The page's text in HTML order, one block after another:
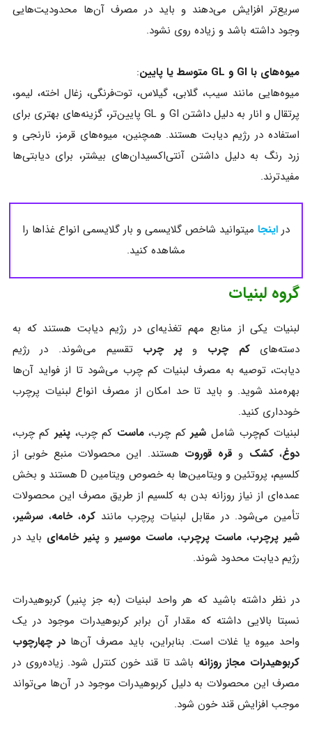
سریع‌تر افزایش می‌دهند و باید در مصرف آن‌ها محدودیت‌هایی
وجود داشته باشد و زیاده روی نشود.
میوه‌های با GI و GL متوسط یا پایین
:
میوه‌هایی مانند سیب، گلابی، گیلاس، توت‌فرنگی، زغال‌ اخته، لیمو،
پرتقال و انار به دلیل داشتن GI و GL پایین‌تر، گزینه‌های بهتری برای
استفاده در رژیم دیابت هستند. همچنین، میوه‌های قرمز، نارنجی و
زرد رنگ به دلیل داشتن آنتی‌اکسیدان‌های بیشتر، برای دیابتی‌ها
مفیدترند.
در اینجا میتوانید شاخص گلایسمی و بار گلایسمی انواع غذاها را
مشاهده کنید.
گروه لبنیات
لبنیات یکی از منابع مهم تغذیه‌ای در رژیم دیابت هستند که به
دسته‌هایکم‌ چرب وپر چربتقسیم می‌شوند. در رژیم
دیابت، توصیه به مصرف لبنیات کم‌ چرب می‌شود تا از فواید آن‌ها
بهره‌مند شوید. و باید تا حد امکان از مصرف انواع لبنیات پرچرب
خودداری کنید.
لبنیات کم‌چرب شامل شیرکم‌ چرب،ماست کم‌ چرب، پنیر کم‌ چرب،
دوغ،کشک و قره‌ قوروت هستند. این محصولات منبع خوبی از
کلسیم، پروتئین و ویتامین‌ها به خصوص ویتامین D هستند و بخش
عمده‌ای از نیاز روزانه بدن به کلسیم از طریق مصرف این محصولات
تأمین می‌شود. در مقابل لبنیات پرچرب مانندکره،خامه،سرشیر،
شیر پرچرب، ماست پرچرب، ماست موسیر وپنیر خامه‌ای باید در
رژیم دیابت محدود شوند.
در نظر داشته باشید که هر واحد لبنیات (به جز پنیر) کربوهیدرات
نسبتا بالایی داشته که مقدار آن برابر کربوهیدرات موجود در یک
واحد میوه یا غلات است. بنابراین، باید مصرف آن‌ها در چهارچوب
کربوهیدرات مجاز روزانه باشد تا قند خون کنترل شود. زیاده‌روی در
مصرف این محصولات به دلیل کربوهیدرات موجود در آن‌ها می‌تواند
موجب افزایش قند خون شود.